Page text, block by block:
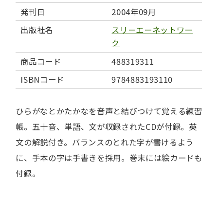
発刊日
2004年09月
出版社名
スリーエーネットワー
ク
商品コード
488319311
ISBNコード
9784883193110
ひらがなとかたかなを音声と結びつけて覚える練習
帳。五十音、単語、文が収録されたCDが付録。英
文の解説付き。バランスのとれた字が書けるよう
に、手本の字は手書きを採用。巻末には絵カードも
付録。